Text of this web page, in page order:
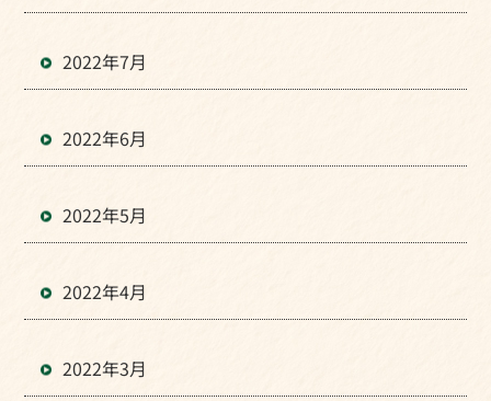
2022年7月
2022年6月
2022年5月
2022年4月
2022年3月